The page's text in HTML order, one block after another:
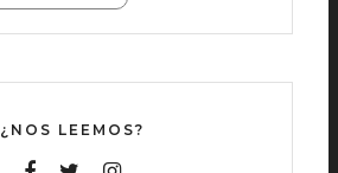
¿NOS LEEMOS?